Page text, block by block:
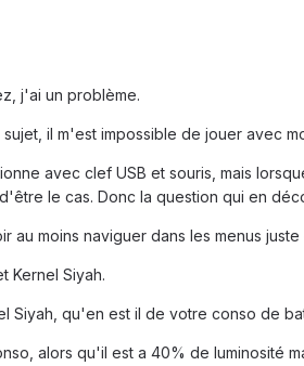
j'ai un problème.
il m'est impossible de jouer avec
avec clef USB et souris, mais
le cas. Donc la question qui en
au moins naviguer dans les menus juste
Kernel Siyah.
Siyah, qu'en est il de votre conso de
alors qu'il est a 40% de luminosité